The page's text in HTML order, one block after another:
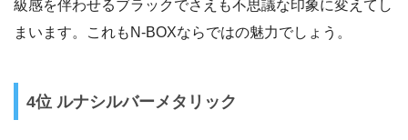
級感を伴わせるブラックでさえも不思議な印象に変えてし
まいます。これもN-BOXならではの魅力でしょう。
4位 ルナシルバーメタリック